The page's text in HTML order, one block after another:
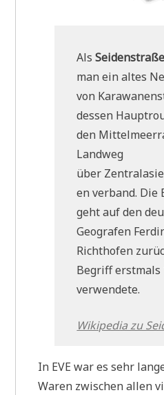
AlsSeidenstraße
man ein altes
von
dessen
den
Landweg
über
en verband. Die
geht auf den
Geografen
Richthofen
Begriff erstmals
verwendete.
Wikipedia zu
In EVE war es sehr
Waren zwischen allen